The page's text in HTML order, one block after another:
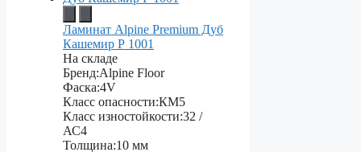
Ламинат Alpine Premium Дуб
Кашемир Р 1001
На складе
Бренд:Alpine Floor
Фаска:4V
Класс опасности:КМ5
Класс изностойкости:32 /
АС4
Толщина:10 мм